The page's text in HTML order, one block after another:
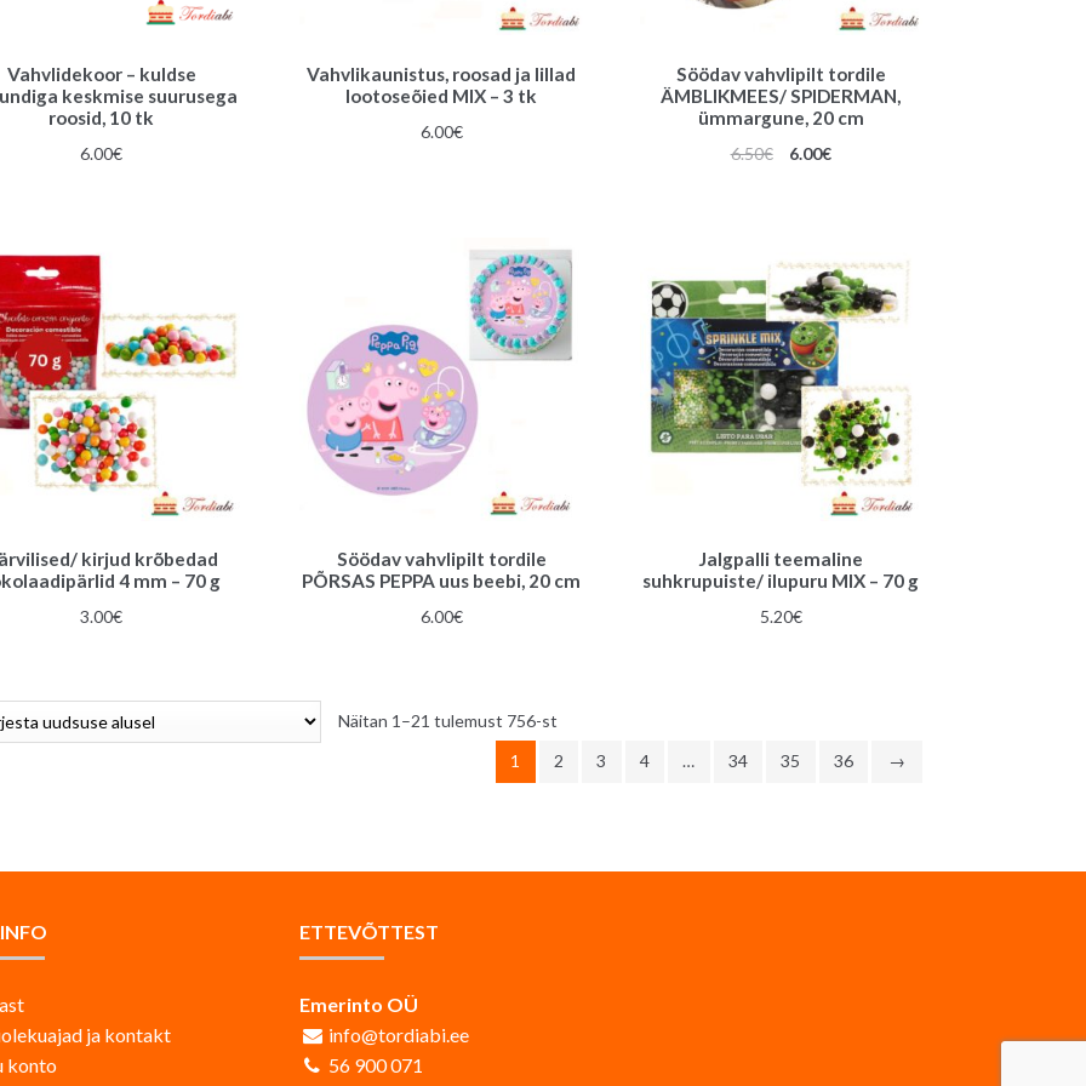
Vahvlidekoor – kuldse
keskmise suurusega
roosid, 10 tk
6.00€
Vahvlikaunistus, roosad ja lillad
lootoseõied MIX – 3 tk
6.00€
Söödav vahvlipilt tordile
ÄMBLIKMEES/ SPIDERMAN,
ümmargune, 20 cm
6.50€
Algne
6.00€Praegune
kirjud krõbedad
4 mm – 70 g
3.00€
Söödav vahvlipilt tordile
PÕRSAS PEPPA uus beebi, 20 cm
6.00€
Jalgpalli teemaline
suhkrupuiste/ ilupuru MIX – 70 g
5.20€
Näitan 1–21 tulemust 756-st
järgi
1 2 3 4 … 34 35 36 →
ja kontakt
konto
ETTEVÕTTEST
Emerinto OÜ
info@tordiabi.ee
56 900 071